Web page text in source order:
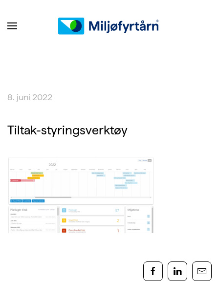
8. juni 2022
Tiltak-styringsverktøy